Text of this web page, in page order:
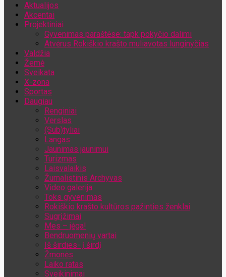
Aktualijos
Akcentai
Projektiniai
Gyvenimas paraštėse: tapk pokyčio dalimi
Atvėrus Rokiškio krašto muliavotas lunginyčias
Valdžia
Žemė
Sveikata
X-zona
Sportas
Daugiau
Renginiai
Verslas
(Sub)tyliai
Langas
Jaunimas jaunimui
Turizmas
Laisvalaikis
Žurnalistinis Archyvas
Video galerija
Toks gyvenimas
Rokiškio krašto kultūros pažinties ženklai
Sugrįžimai
Mes – jėga!
Bendruomenių vartai
Iš širdies- į širdį
Žmonės
Laiko ratas
Sveikinimai